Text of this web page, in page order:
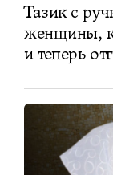
Тазик с
женщины,
и теперь